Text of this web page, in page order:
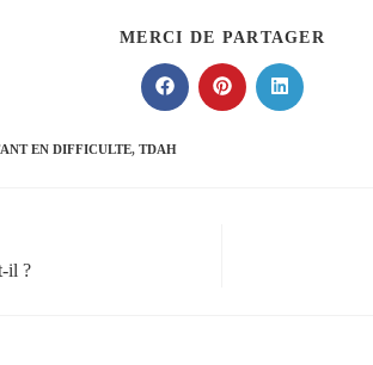
MERCI DE PARTAGER
Ouvrir
dans
autre
fenêtre
Ouvrir
dans
Ouvrir
dans
EN DIFFICULTE, TDAH
il ?